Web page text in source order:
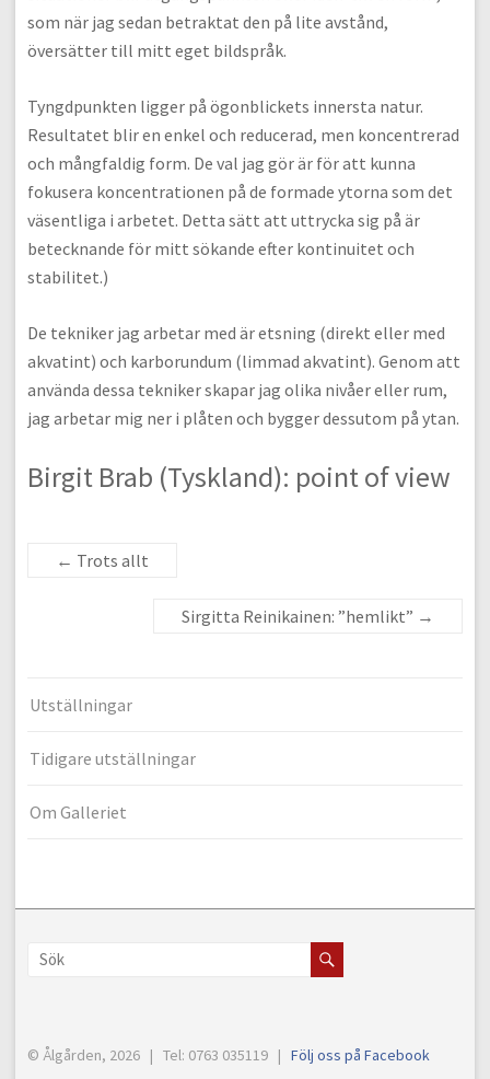
som när jag sedan betraktat den på lite avstånd,
översätter till mitt eget bildspråk.
Tyngdpunkten ligger på ögonblickets innersta natur.
Resultatet blir en enkel och reducerad, men koncentrerad
och mångfaldig form. De val jag gör är för att kunna
fokusera koncentrationen på de formade ytorna som det
väsentliga i arbetet. Detta sätt att uttrycka sig på är
betecknande för mitt sökande efter kontinuitet och
stabilitet.)
De tekniker jag arbetar med är etsning (direkt eller med
akvatint) och karborundum (limmad akvatint). Genom att
använda dessa tekniker skapar jag olika nivåer eller rum,
jag arbetar mig ner i plåten och bygger dessutom på ytan.
Birgit Brab (Tyskland): point of view
← Trots allt
Sirgitta Reinikainen: ”hemlikt” →
Utställningar
Tidigare utställningar
Om Galleriet
© Ålgården, 2026 | Tel: 0763 035119 | Följ oss på Facebook